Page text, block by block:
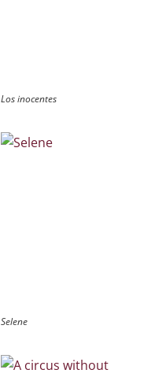
Los inocentes
Selene